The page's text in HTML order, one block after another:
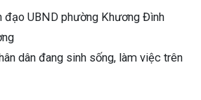
đạo UBND phường Khương Đình
dân đang sinh sống, làm việc trên